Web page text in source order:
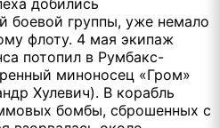
добились
боевой группы, уже немало
флоту. 4 мая экипаж
потопил в Румбакс-
миноносец «Гром»
Хулевич). В корабль
бомбы, сброшенных с